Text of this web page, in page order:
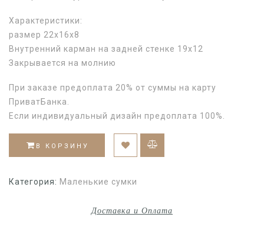
Характеристики:
размер 22х16х8
Внутренний карман на задней стенке 19х12
Закрывается на молнию
При заказе предоплата 20% от суммы на карту
ПриватБанка.
Если индивидуальный дизайн предоплата 100%.
В КОРЗИНУ
Категория: Маленькие сумки
Доставка и Оплата